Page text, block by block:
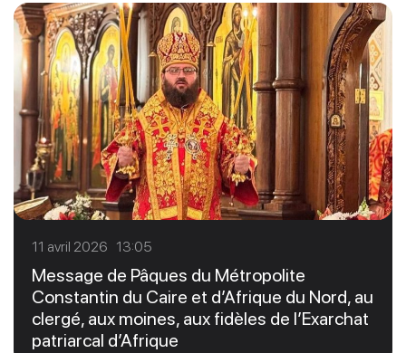
11 avril 2026 13:05
Message de Pâques du Métropolite
Constantin du Caire et d’Afrique du Nord, au
clergé, aux moines, aux fidèles de l’Exarchat
patriarcal d’Afrique